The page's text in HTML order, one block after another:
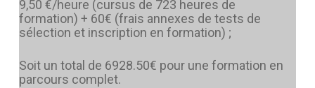
9,50 €/heure (cursus de 723 heures de
formation) + 60€ (frais annexes de tests de
sélection et inscription en formation) ;
Soit un total de 6928.50€ pour une formation en
parcours complet.